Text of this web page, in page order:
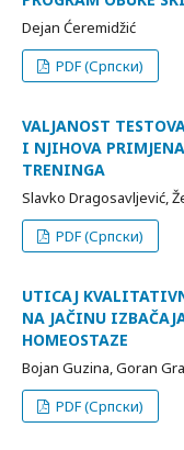
Dejan Ćeremidžić
PDF (Српски)
VALJANOST
I NJIHOVA
TRENINGA
Slavko Dragosavljević,
PDF (Српски)
UTICAJ
NA JAČINU
HOMEOSTAZE
Bojan Guzina, Goran
PDF (Српски)